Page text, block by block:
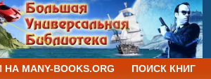
MANY-BOOKS.ORG
ПОИСК КНИГ